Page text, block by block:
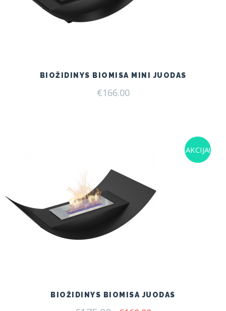
BIOŽIDINYS BIOMISA MINI JUODAS
€166.00
AKCIJA!
BIOŽIDINYS BIOMISA JUODAS